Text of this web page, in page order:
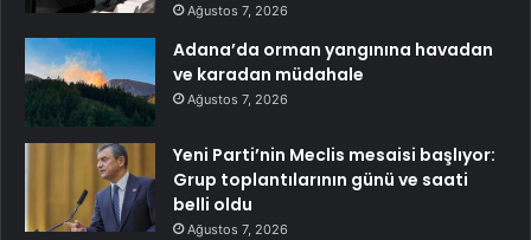
Ağustos 7, 2026
Adana’da orman yangınına havadan
ve karadan müdahale
Ağustos 7, 2026
Yeni Parti’nin Meclis mesaisi başlıyor:
Grup toplantılarının günü ve saati
belli oldu
Ağustos 7, 2026